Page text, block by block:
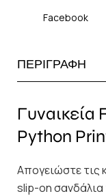
Facebook
ΠΕΡΙΓΡΑΦΗ
Γυναικεία
Python
Απογειώστε τις
slip-on σανδάλια